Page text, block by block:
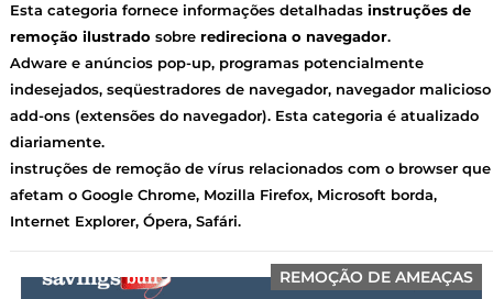
Esta categoria fornece informações detalhadas instruções de
remoção ilustrado sobre redireciona o navegador.
Adware e anúncios pop-up, programas potencialmente
indesejados, seqüestradores de navegador, navegador malicioso
add-ons (extensões do navegador). Esta categoria é atualizado
diariamente.
instruções de remoção de vírus relacionados com o browser que
afetam o Google Chrome, Mozilla Firefox, Microsoft borda,
Internet Explorer, Ópera, Safári.
REMOÇÃO DE AMEAÇAS